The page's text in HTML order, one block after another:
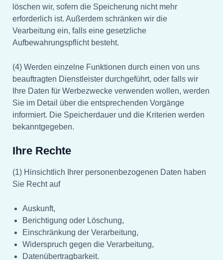
löschen wir, sofern die Speicherung nicht mehr
erforderlich ist. Außerdem schränken wir die
Vearbeitung ein, falls eine gesetzliche
Aufbewahrungspflicht besteht.
(4) Werden einzelne Funktionen durch einen von uns
beauftragten Dienstleister durchgeführt, oder falls wir
Ihre Daten für Werbezwecke verwenden wollen, werden
Sie im Detail über die entsprechenden Vorgänge
informiert. Die Speicherdauer und die Kriterien werden
bekanntgegeben.
Ihre Rechte
(1) Hinsichtlich Ihrer personenbezogenen Daten haben
Sie Recht auf
Auskunft,
Berichtigung oder Löschung,
Einschränkung der Verarbeitung,
Widerspruch gegen die Verarbeitung,
Datenübertragbarkeit.